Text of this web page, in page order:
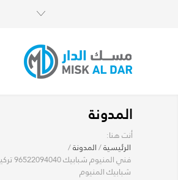
المدونة
أنت هنا:
الرئيسية/المدونة/
فني
شبابيك المنيوم